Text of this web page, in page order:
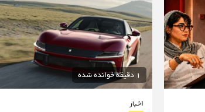
1 دقیقه خوانده شده
اخبار